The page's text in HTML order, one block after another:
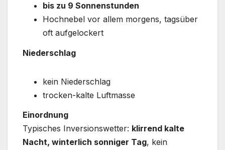
bis zu 9 Sonnenstunden
Hochnebel vor allem morgens, tagsüber
oft aufgelockert
Niederschlag
kein Niederschlag
trocken-kalte Luftmasse
Einordnung
Typisches Inversionswetter: klirrend kalte
Nacht, winterlich sonniger Tag, kein